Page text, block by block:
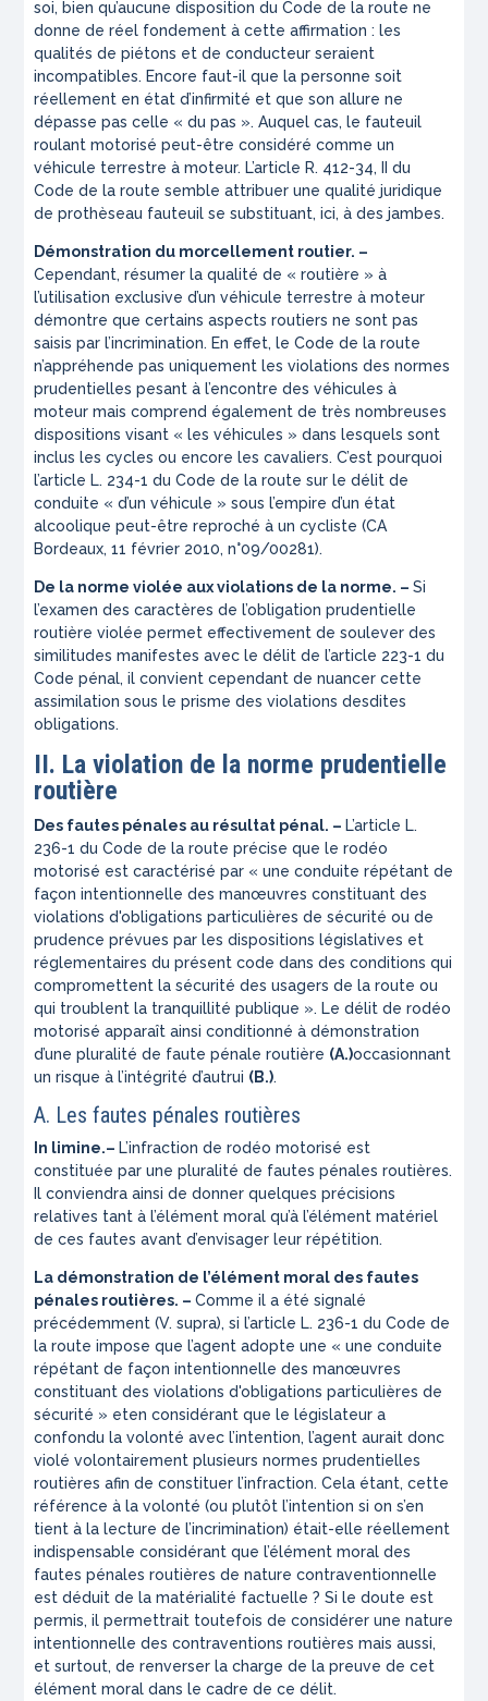
soi, bien qu’aucune disposition du Code de la route ne
donne de réel fondement à cette affirmation : les
qualités de piétons et de conducteur seraient
incompatibles. Encore faut-il que la personne soit
réellement en état d’infirmité et que son allure ne
dépasse pas celle « du pas ». Auquel cas, le fauteuil
roulant motorisé peut-être considéré comme un
véhicule terrestre à moteur. L’article R. 412-34, II du
Code de la route semble attribuer une qualité juridique
deprothèseau fauteuil se substituant, ici, à des jambes.
Démonstration du morcellement routier. –
Cependant, résumer la qualité de « routière » à
l’utilisation exclusive d’un véhicule terrestre à moteur
démontre que certains aspects routiers ne sont pas
saisis par l’incrimination. En effet, le Code de la route
n’appréhende pas uniquement les violations des normes
prudentielles pesant à l’encontre des véhicules à
moteur mais comprend également de très nombreuses
dispositions visant « les véhicules » dans lesquels sont
inclus les cycles ou encore les cavaliers. C’est pourquoi
l’article L. 234-1 du Code de la route sur le délit de
conduite « d’un véhicule » sous l’empire d’un état
alcoolique peut-être reproché à un cycliste (CA
Bordeaux, 11 février 2010, n°09/00281).
De la norme violée aux violations de la norme. –Si
l’examen des caractères de l’obligation prudentielle
routière violée permet effectivement de soulever des
similitudes manifestes avec le délit de l’article 223-1 du
Code pénal, il convient cependant de nuancer cette
assimilation sous le prisme des violations desdites
obligations.
II. La violation de la norme prudentielle
routière
Des fautes pénales au résultat pénal. – L’article L.
236-1 du Code de la route précise que le rodéo
motorisé est caractérisé par «une conduite répétant de
façon intentionnelle des manœuvres constituant des
violations d'obligations particulières de sécurité ou de
prudence prévues par les dispositions législatives et
réglementaires du présent code dans des conditions qui
compromettent la sécurité des usagers de la route ou
qui troublent la tranquillité publique ». Le délit de rodéo
motorisé apparaît ainsi conditionné à démonstration
d’une pluralité de faute pénale routière (A.)occasionnant
un risque à l’intégrité d’autrui (B.).
A. Les fautes pénales routières
In limine.– L’infraction de rodéo motorisé est
constituée par une pluralité de fautes pénales routières.
Il conviendra ainsi de donner quelques précisions
relatives tant à l’élément moral qu’à l’élément matériel
de ces fautes avant d’envisager leur répétition.
La démonstration de l’élément moral des fautes
pénales routières. –Comme il a été signalé
précédemment (V.supra), si l’article L. 236-1 du Code de
la route impose que l’agent adopte une «une conduite
répétant de façon intentionnelle des manœuvres
constituant des violations d'obligations particulières de
sécurité » eten considérant que le législateur a
confondu la volonté avec l’intention, l’agent aurait donc
violé volontairement plusieurs normes prudentielles
routières afin de constituer l’infraction. Cela étant, cette
référence à la volonté (ou plutôt l’intention si on s’en
tient à la lecture de l’incrimination) était-elle réellement
indispensable considérant que l’élément moral des
fautes pénales routières de nature contraventionnelle
est déduit de la matérialité factuelle ? Si le doute est
permis, il permettrait toutefois de considérer une nature
intentionnelle des contraventions routières mais aussi,
et surtout, de renverser la charge de la preuve de cet
élément moral dans le cadre de ce délit.